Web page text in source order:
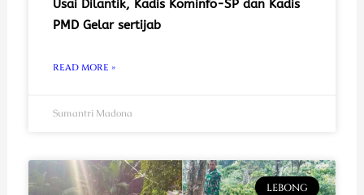
Usai Dilantik, Kadis Kominfo-SP dan Kadis
PMD Gelar sertijab
READ MORE »
Sumantri Madona
LEBONG